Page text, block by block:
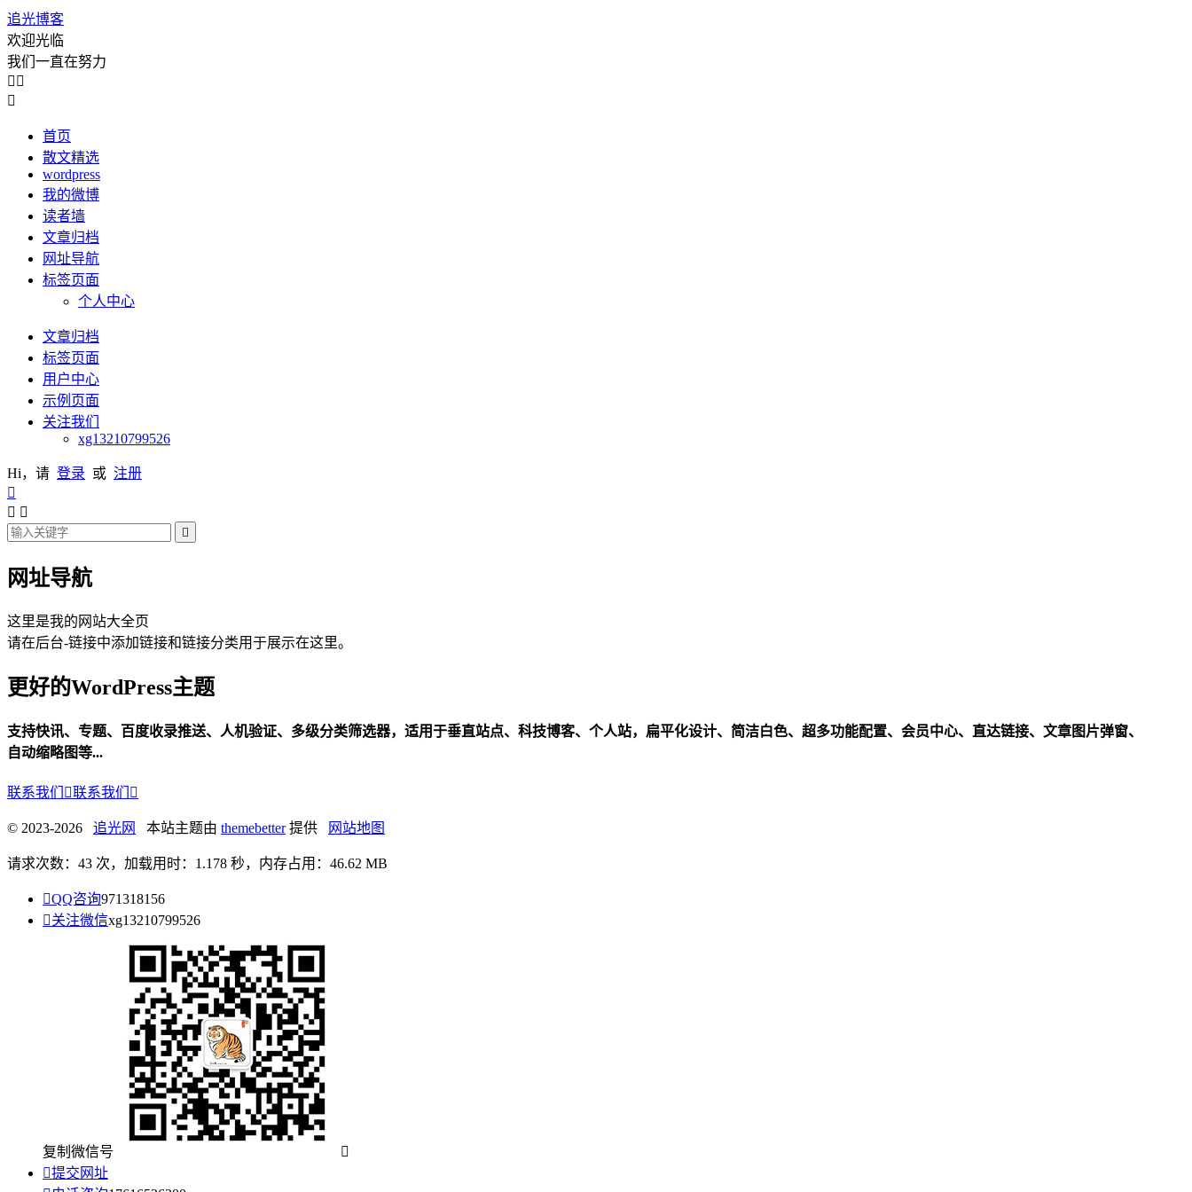
追光博客
欢迎光临
我们一直在努力
 

首页
散文精选
wordpress
我的微博
读者墙
文章归档
网址导航
标签页面
个人中心
文章归档
标签页面
用户中心
示例页面
关注我们
xg13210799526
Hi，请 登录 或 注册

 

网址导航
这里是我的网站大全页
请在后台-链接中添加链接和链接分类用于展示在这里。
更好的WordPress主题
支持快讯、专题、百度收录推送、人机验证、多级分类筛选器，适用于垂直站点、科技博客、个人站，扁平化设计、简洁白色、超多功能配置、会员中心、直达链接、文章图片弹窗、
自动缩略图等...
联系我们 联系我们 
© 2023-2026 追光网 本站主题由 themebetter提供 网站地图
请求次数：43 次，加载用时：1.178 秒，内存占用：46.62 MB
QQ咨询971318156
关注微信xg13210799526
复制微信号

提交网址